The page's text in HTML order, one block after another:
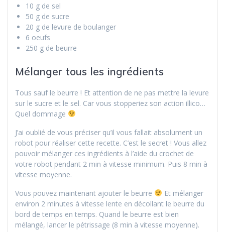
10 g de sel
50 g de sucre
20 g de levure de boulanger
6 oeufs
250 g de beurre
Mélanger tous les ingrédients
Tous sauf le beurre ! Et attention de ne pas mettre la levure
sur le sucre et le sel. Car vous stopperiez son action illico…
Quel dommage
J’ai oublié de vous préciser qu’il vous fallait absolument un
robot pour réaliser cette recette. C’est le secret ! Vous allez
pouvoir mélanger ces ingrédients à l’aide du crochet de
votre robot pendant 2 min à vitesse minimum. Puis 8 min à
vitesse moyenne.
Vous pouvez maintenant ajouter le beurre
Et mélanger
environ 2 minutes à vitesse lente en décollant le beurre du
bord de temps en temps. Quand le beurre est bien
mélangé, lancer le pétrissage (8 min à vitesse moyenne).